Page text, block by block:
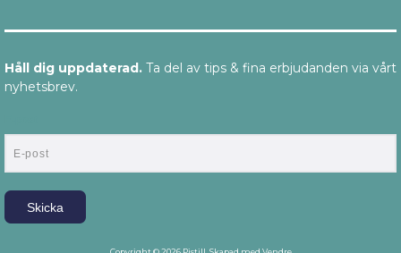
Håll dig uppdaterad. Ta del av tips & fina erbjudanden via vårt
nyhetsbrev.
Skicka